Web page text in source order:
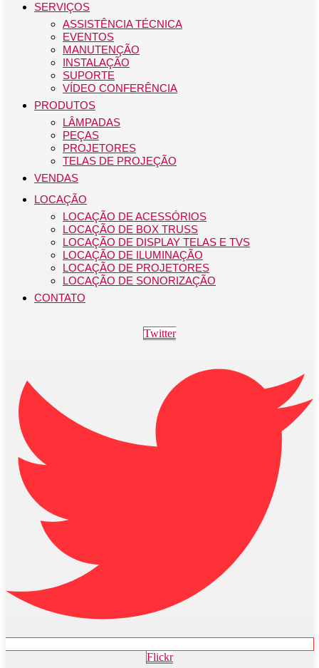
SERVIÇOS
ASSISTÊNCIA TÉCNICA
EVENTOS
MANUTENÇÃO
INSTALAÇÃO
SUPORTE
VÍDEO CONFERÊNCIA
PRODUTOS
LÂMPADAS
PEÇAS
PROJETORES
TELAS DE PROJEÇÃO
VENDAS
LOCAÇÃO
LOCAÇÃO DE ACESSÓRIOS
LOCAÇÃO DE BOX TRUSS
LOCAÇÃO DE DISPLAY TELAS E TVS
LOCAÇÃO DE ILUMINAÇÃO
LOCAÇÃO DE PROJETORES
LOCAÇÃO DE SONORIZAÇÃO
CONTATO
Twitter
Flickr